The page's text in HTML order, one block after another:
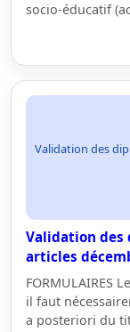
socio-éducatif
Validation des
Validation des
articles
FORMULAIRES
il faut
a posteriori du